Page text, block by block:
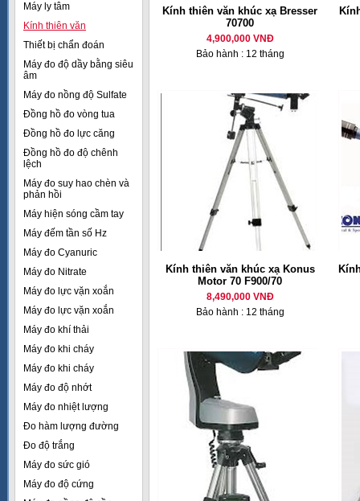
Máy ly tâm
Kính thiên văn
Thiết bị chẩn đoán
Máy đo độ dầy bằng siêu
âm
Máy đo nồng độ Sulfate
Đồng hồ đo vòng tua
Đồng hồ đo lực căng
Đồng hồ đo độ chênh
lệch
Máy đo suy hao chèn và
phản hồi
Máy hiện sóng cầm tay
Máy đếm tần số Hz
Máy đo Cyanuric
Máy đo Nitrate
Máy đo lực vặn xoắn
Máy đo lực vặn xoắn
Máy đo khí thải
Máy đo khi cháy
Máy đo khi cháy
Máy đo độ nhớt
Máy đo nhiệt lượng
Đo hàm lượng đường
Đo độ trắng
Máy đo sức gió
Máy đo độ cứng
Kính thiên văn khúc xạ Bresser
70700
4,900,000 VNĐ
Bảo hành : 12 tháng
Kính thiên văn khúc xạ Konus
Motor 70 F900/70
8,490,000 VNĐ
Bảo hành : 12 tháng